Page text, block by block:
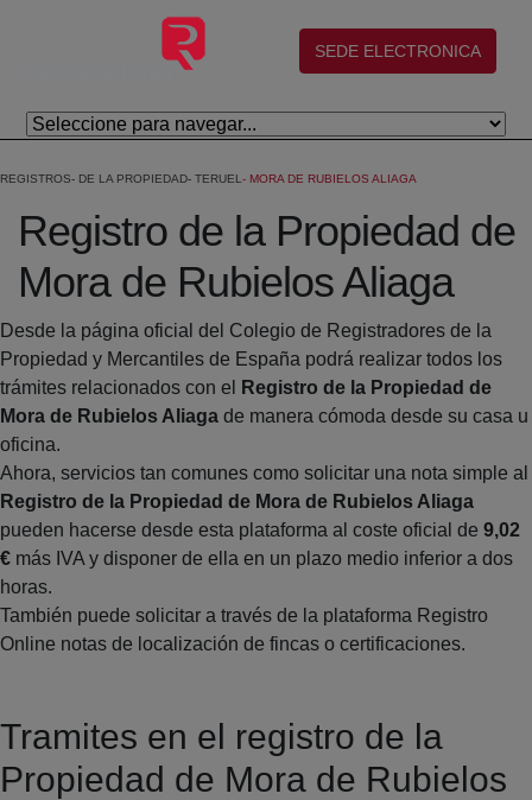
Saltar al contenido principal
(abre en nueva ventana)
SEDE ELECTRONICA
REGISTROS DE LA PROPIEDAD TERUEL MORA DE RUBIELOS ALIAGA
Registro de la Propiedad de
Mora de Rubielos Aliaga
Desde la página oficial del Colegio de Registradores de la
Propiedad y Mercantiles de España podrá realizar todos los
trámites relacionados con el
Registro de la Propiedad de
Mora de Rubielos Aliaga de manera cómoda desde su casa u
oficina.
Ahora, servicios tan comunes como solicitar una nota simple al
Registro de la Propiedad de Mora de Rubielos Aliaga
pueden hacerse desde esta plataforma al coste oficial de 9,02
€ más IVA y disponer de ella en un plazo medio inferior a dos
horas.
También puede solicitar a través de la plataforma Registro
Online notas de localización de fincas o certificaciones.
Tramites en el registro de la
Propiedad de Mora de Rubielos